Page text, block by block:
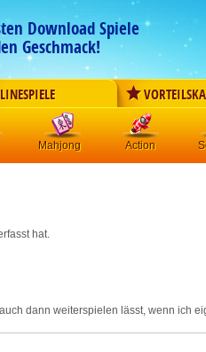
Download Spiele
Geschmack!
Mahjong Action
hat.
dann weiterspielen lässt, wenn ich